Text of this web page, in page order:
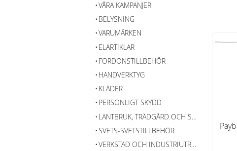
VÅRA KAMPANJER
BELYSNING
VARUMÄRKEN
ELARTIKLAR
FORDONSTILLBEHÖR
HANDVERKTYG
KLÄDER
PERSONLIGT SKYDD
LANTBRUK, TRÄDGÅRD OCH SKOG
SVETS-SVETSTILLBEHÖR
VERKSTAD OCH INDUSTRIUTRUSTNING